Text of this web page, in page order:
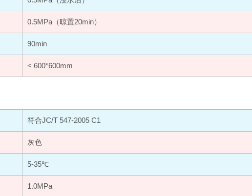
0.5MPa（晾置20min）
90min
< 600*600mm
符合JC/T 547-2005 C1
灰色
5-35℃
1.0MPa